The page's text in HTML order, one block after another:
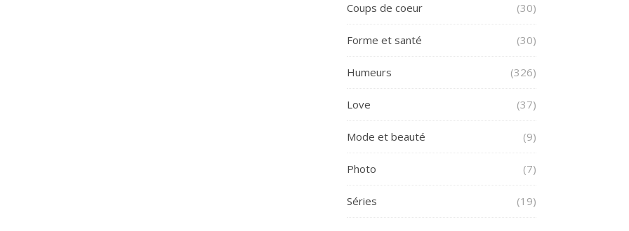
Coups de coeur (30)
Forme et santé (30)
Humeurs (326)
Love (37)
Mode et beauté (9)
Photo (7)
Séries (19)